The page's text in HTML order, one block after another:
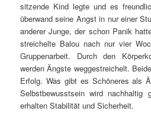
sitzende Kind legte und es
überwand seine Angst in nur einer
anderer Junge, der schon Panik
streichelte Balou nach nur vier
Gruppenarbeit. Durch den
werden Ängste weggestreichelt.
Erfolg. Was gibt es Schöneres als
Selbstbewusstsein wird nachhaltig
erhalten Stabilität und Sicherheit.